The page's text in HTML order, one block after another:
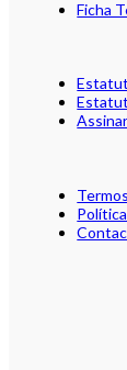
Ficha